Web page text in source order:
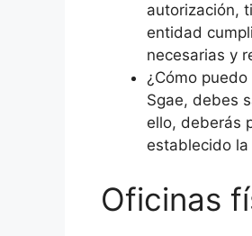
autorización,
entidad
necesarias y
¿Cómo
Sgae, debes
ello, deberás
establecido
Oficinas